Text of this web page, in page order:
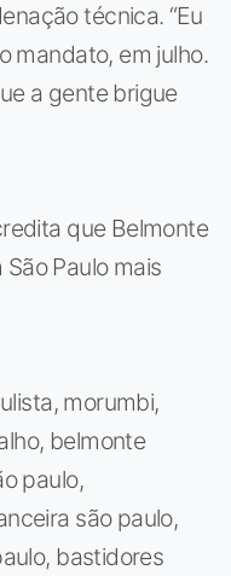
técnica. “Eu
mandato, em julho.
a gente brigue
que Belmonte
Paulo mais
morumbi,
belmonte
paulo,
são paulo,
bastidores